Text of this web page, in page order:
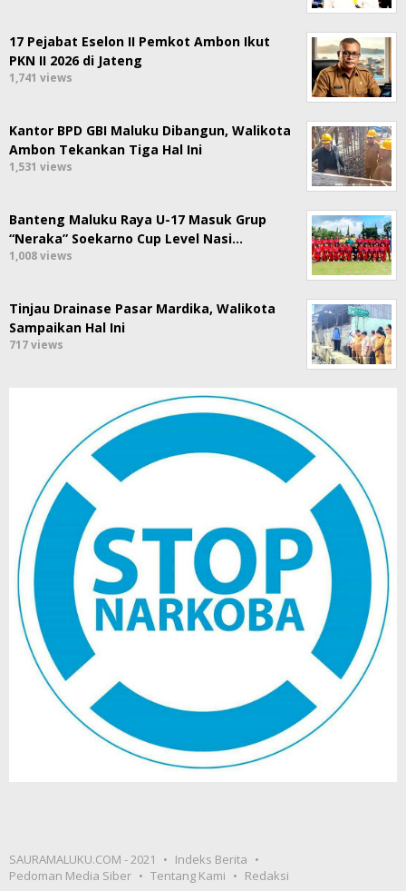
17 Pejabat Eselon II Pemkot Ambon Ikut
PKN II 2026 di Jateng
1,741 views
Kantor BPD GBI Maluku Dibangun, Walikota
Ambon Tekankan Tiga Hal Ini
1,531 views
Banteng Maluku Raya U-17 Masuk Grup
“Neraka” Soekarno Cup Level Nasi…
1,008 views
Tinjau Drainase Pasar Mardika, Walikota
Sampaikan Hal Ini
717 views
SAURAMALUKU.COM - 2021
Indeks Berita
Pedoman Media Siber
Tentang Kami Redaksi